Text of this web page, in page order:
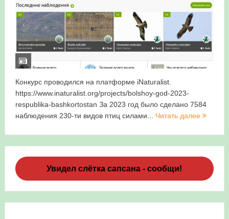
Конкурс проводился на платформе iNaturalist.
https://www.inaturalist.org/projects/bolshoy-god-2023-
respublika-bashkortostan За 2023 год было сделано 7584
наблюдения 230-ти видов птиц силами... Читать далее
Увидел слётка сапсана - сообщи!